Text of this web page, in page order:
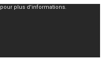
pour plus d'informations.